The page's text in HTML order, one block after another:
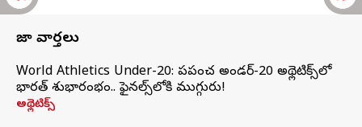
తాజా వార్తలు
World Athletics Under-20: ప్రపంచ అండర్-20 అథ్లెటిక్స్‌లో
భారత్‌ శుభారంభం.. ఫైనల్స్‌లోకి ముగ్గురు!
అథ్లెటిక్స్